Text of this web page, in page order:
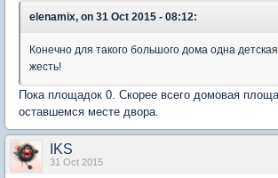
elenamix, on 31 Oct 2015 - 08:12:
Конечно для такого большого дома одна
жесть!
Пока площадок 0. Скорее всего домовая
оставшемся месте двора.
IKS
31 Oct 2015